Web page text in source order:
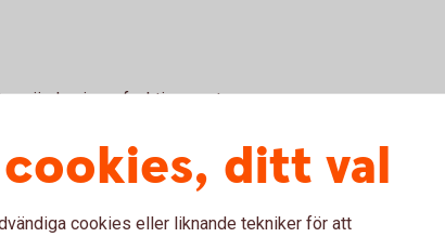
sig av funktionen stop
att säljas om aktiekursen
cookies, ditt val
cookies eller liknande tekniker för att